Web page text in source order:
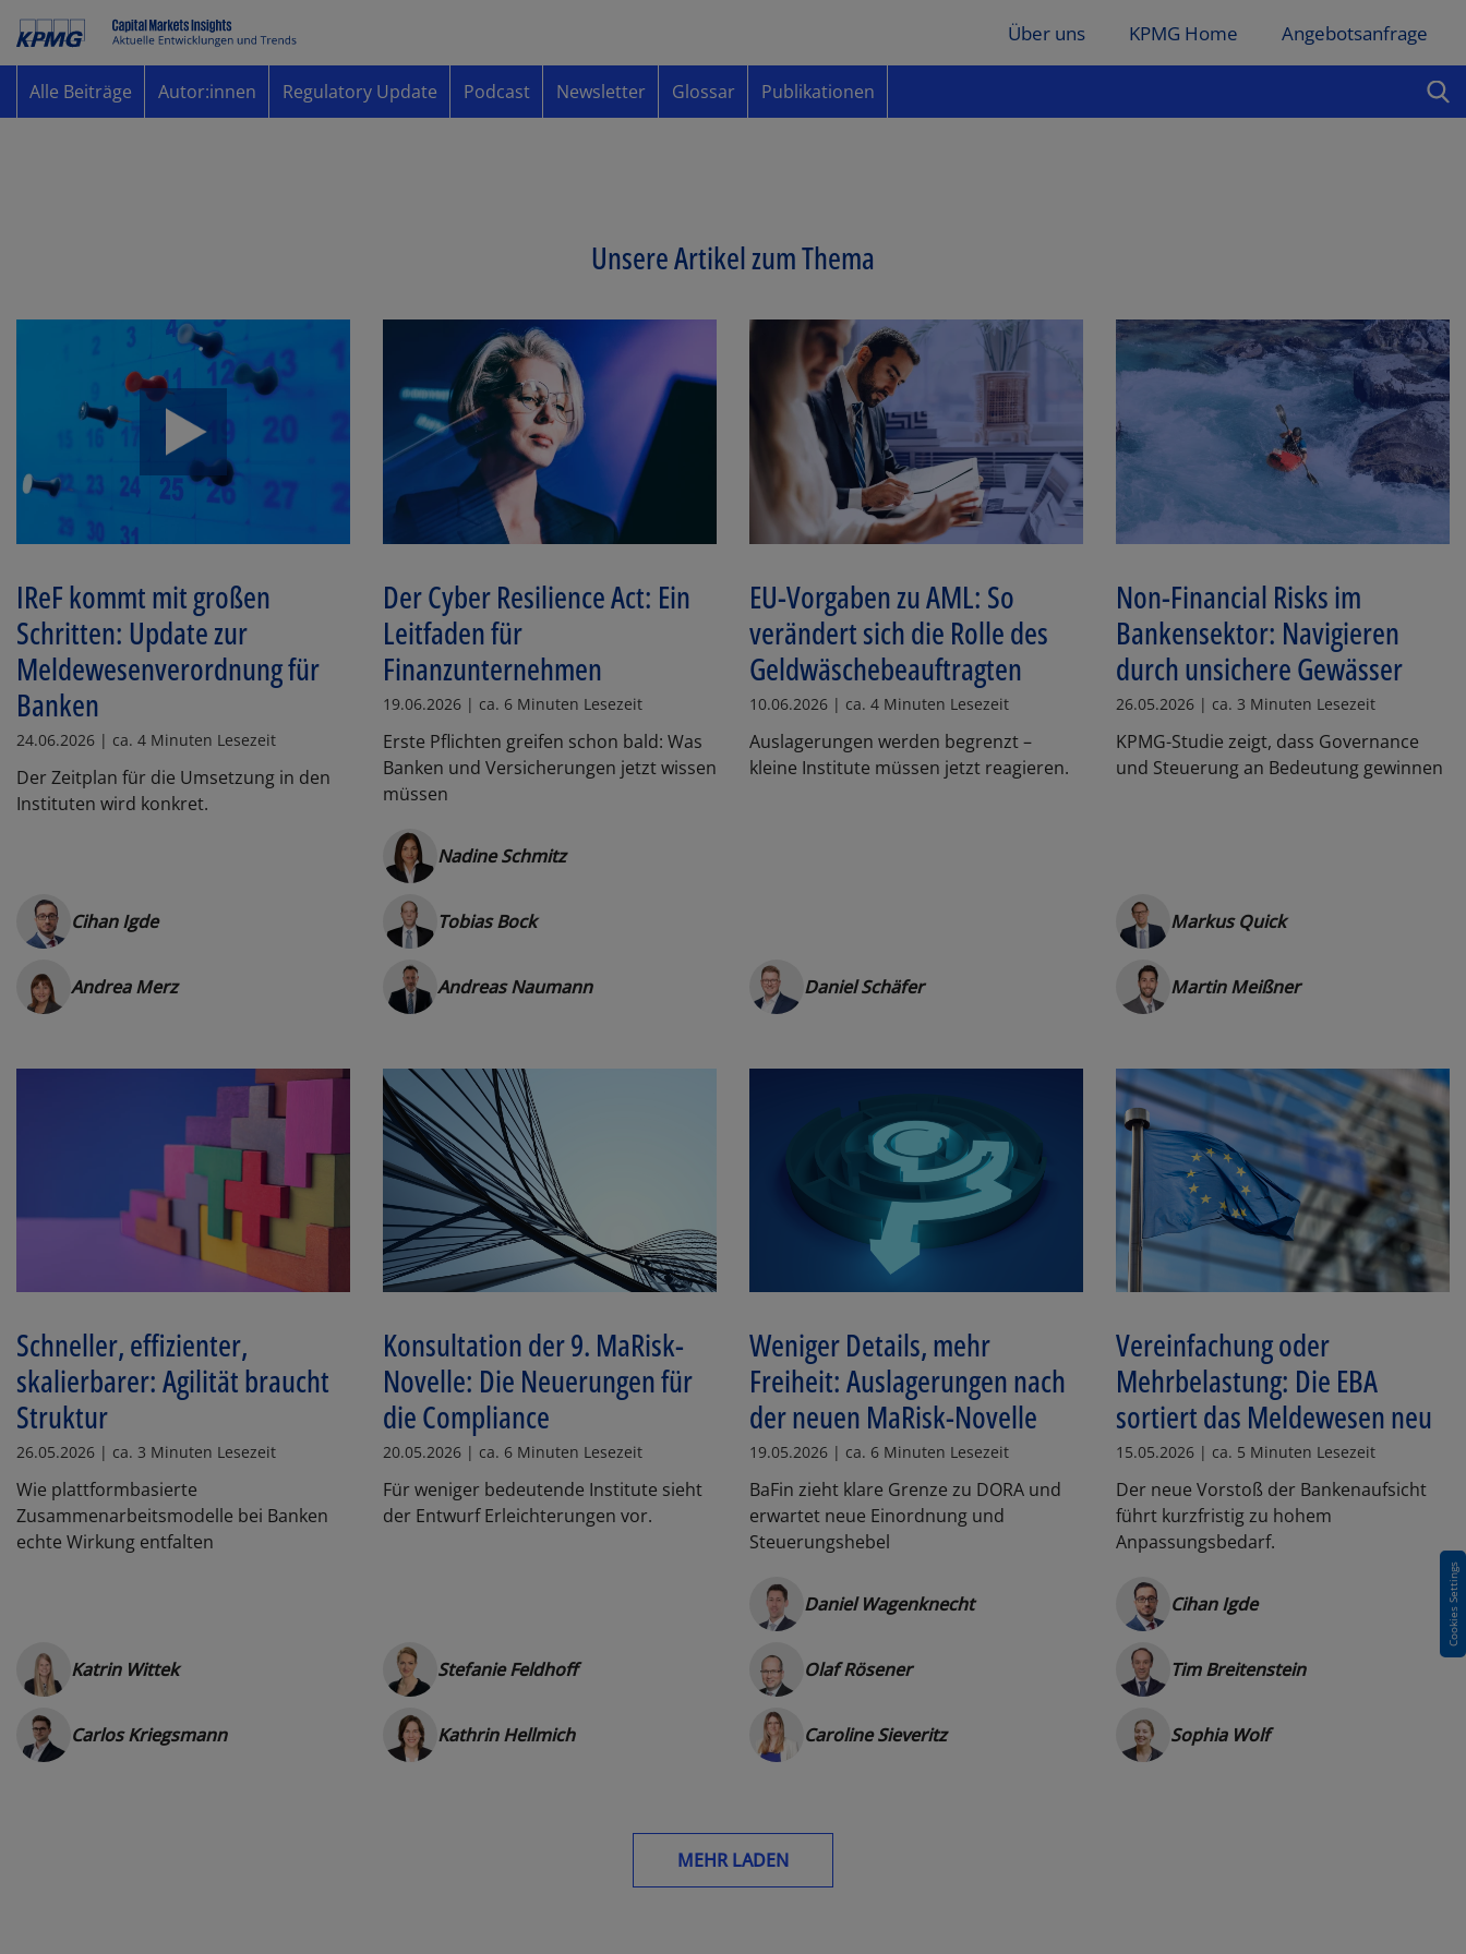
Cookies Settings
Über uns KPMG Home Angebotsanfrage
Alle Beiträge Autor:innen Regulatory Update Podcast Newsletter Glossar Publikationen
Unsere Artikel zum Thema
IReF kommt mit großen
Schritten: Update zur
Meldewesenverordnung für
Banken
24.06.2026 | ca. 4 Minuten Lesezeit
Der Zeitplan für die Umsetzung in den
Instituten wird konkret.
Cihan Igde
Andrea Merz
Der Cyber Resilience Act: Ein
Leitfaden für
Finanzunternehmen
19.06.2026 | ca. 6 Minuten Lesezeit
Erste Pflichten greifen schon bald: Was
Banken und Versicherungen jetzt wissen
müssen
Nadine Schmitz
Tobias Bock
Andreas Naumann
EU-Vorgaben zu AML: So
verändert sich die Rolle des
Geldwäschebeauftragten
10.06.2026 | ca. 4 Minuten Lesezeit
Auslagerungen werden begrenzt –
kleine Institute müssen jetzt reagieren.
Daniel Schäfer
Non-Financial Risks im
Bankensektor: Navigieren
durch unsichere Gewässer
26.05.2026 | ca. 3 Minuten Lesezeit
KPMG-Studie zeigt, dass Governance
und Steuerung an Bedeutung gewinnen
Markus Quick
Martin Meißner
Schneller, effizienter,
skalierbarer: Agilität braucht
Struktur
26.05.2026 | ca. 3 Minuten Lesezeit
Wie plattformbasierte
Zusammenarbeitsmodelle bei Banken
echte Wirkung entfalten
Katrin Wittek
Carlos Kriegsmann
Konsultation der 9. MaRisk-
Novelle: Die Neuerungen für
die Compliance
20.05.2026 | ca. 6 Minuten Lesezeit
Für weniger bedeutende Institute sieht
der Entwurf Erleichterungen vor.
Stefanie Feldhoff
Kathrin Hellmich
Weniger Details, mehr
Freiheit: Auslagerungen nach
der neuen MaRisk-Novelle
19.05.2026 | ca. 6 Minuten Lesezeit
BaFin zieht klare Grenze zu DORA und
erwartet neue Einordnung und
Steuerungshebel
Daniel Wagenknecht
Olaf Rösener
Caroline Sieveritz
Vereinfachung oder
Mehrbelastung: Die EBA
sortiert das Meldewesen neu
15.05.2026 | ca. 5 Minuten Lesezeit
Der neue Vorstoß der Bankenaufsicht
führt kurzfristig zu hohem
Anpassungsbedarf.
Cihan Igde
Tim Breitenstein
Sophia Wolf
MEHR LADEN
SCHLIESSEN